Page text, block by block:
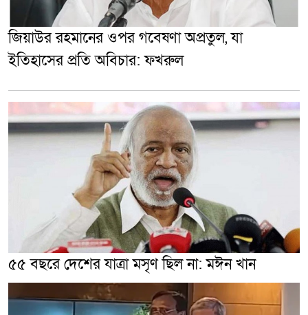
জিয়াউর রহমানের ওপর গবেষণা অপ্রতুল, যা
ইতিহাসের প্রতি অবিচার: ফখরুল
৫৫ বছরে দেশের যাত্রা মসৃণ ছিল না: মঈন খান